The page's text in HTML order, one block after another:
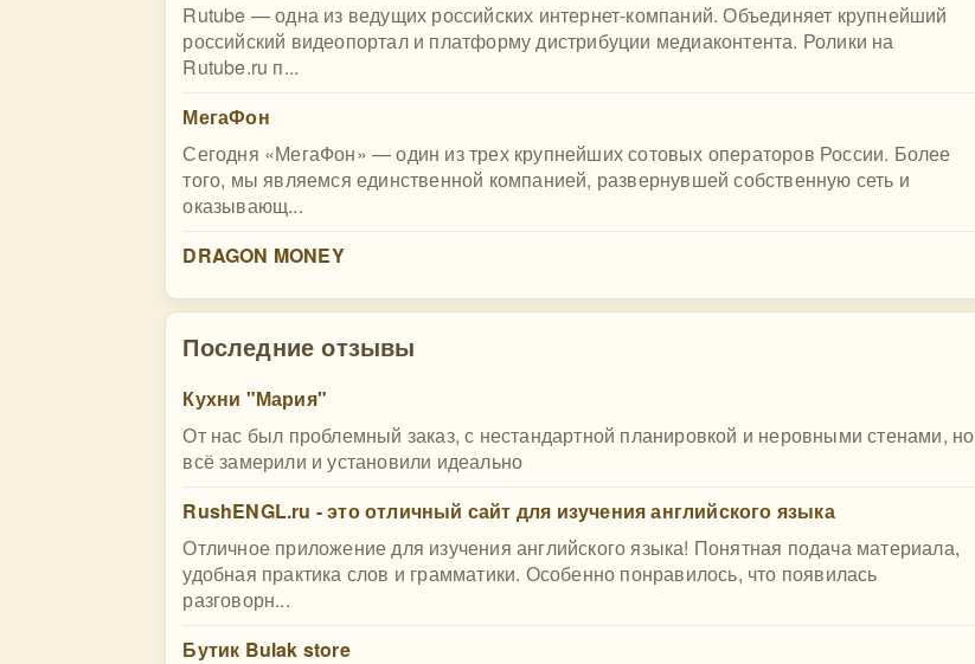
Rutube — одна из ведущих российских интернет-компаний. Объединяет крупнейший
российский видеопортал и платформу дистрибуции медиаконтента. Ролики на
Rutube.ru п...
МегаФон
Сегодня «МегаФон» — один из трех крупнейших сотовых операторов России. Более
того, мы являемся единственной компанией, развернувшей собственную сеть и
оказывающ...
DRAGON MONEY
Последние отзывы
Кухни "Мария"
От нас был проблемный заказ, с нестандартной планировкой и неровными стенами, но
всё замерили и установили идеально
RushENGL.ru - это отличный сайт для изучения английского языка
Отличное приложение для изучения английского языка! Понятная подача материала,
удобная практика слов и грамматики. Особенно понравилось, что появилась
разговорн...
Бутик Bulak store